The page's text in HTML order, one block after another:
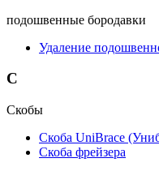
подошвенные бородавки
Удаление
С
Скобы
Скоба UniBrace
Скоба фрейзера